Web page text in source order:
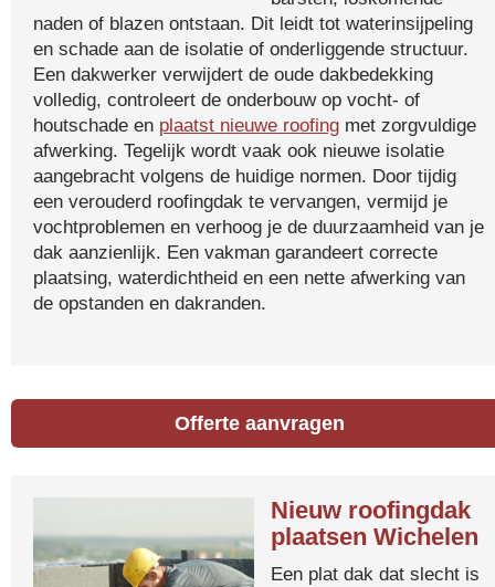
naden of blazen ontstaan. Dit leidt tot waterinsijpeling
en schade aan de isolatie of onderliggende structuur.
Een dakwerker verwijdert de oude dakbedekking
volledig, controleert de onderbouw op vocht- of
houtschade en plaatst nieuwe roofing met zorgvuldige
afwerking. Tegelijk wordt vaak ook nieuwe isolatie
aangebracht volgens de huidige normen. Door tijdig
een verouderd roofingdak te vervangen, vermijd je
vochtproblemen en verhoog je de duurzaamheid van je
dak aanzienlijk. Een vakman garandeert correcte
plaatsing, waterdichtheid en een nette afwerking van
de opstanden en dakranden.
Offerte aanvragen
Nieuw roofingdak
plaatsen Wichelen
Een plat dak dat slecht is